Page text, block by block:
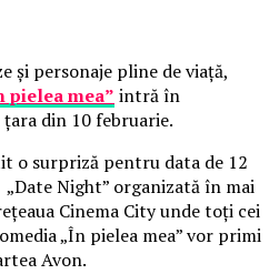
și personaje pline de viață,
pielea mea” intră în
din 10 februarie.
o surpriză pentru data de 12
Night” organizată în mai
Cinema City unde toți cei
„În pielea mea” vor primi
Avon.